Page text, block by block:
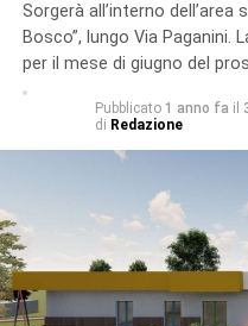
Sorgerà all’interno dell’area
Bosco”, lungo Via Paganini.
per il mese di giugno del
Pubblicato 1 anno fa il
di Redazione